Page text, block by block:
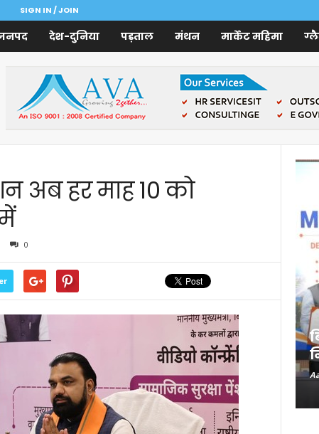
SIGN IN / JOIN
देश-दुनिया पड़ताल मंथन मार्केट महिमा
अब हर माह 10 को
0